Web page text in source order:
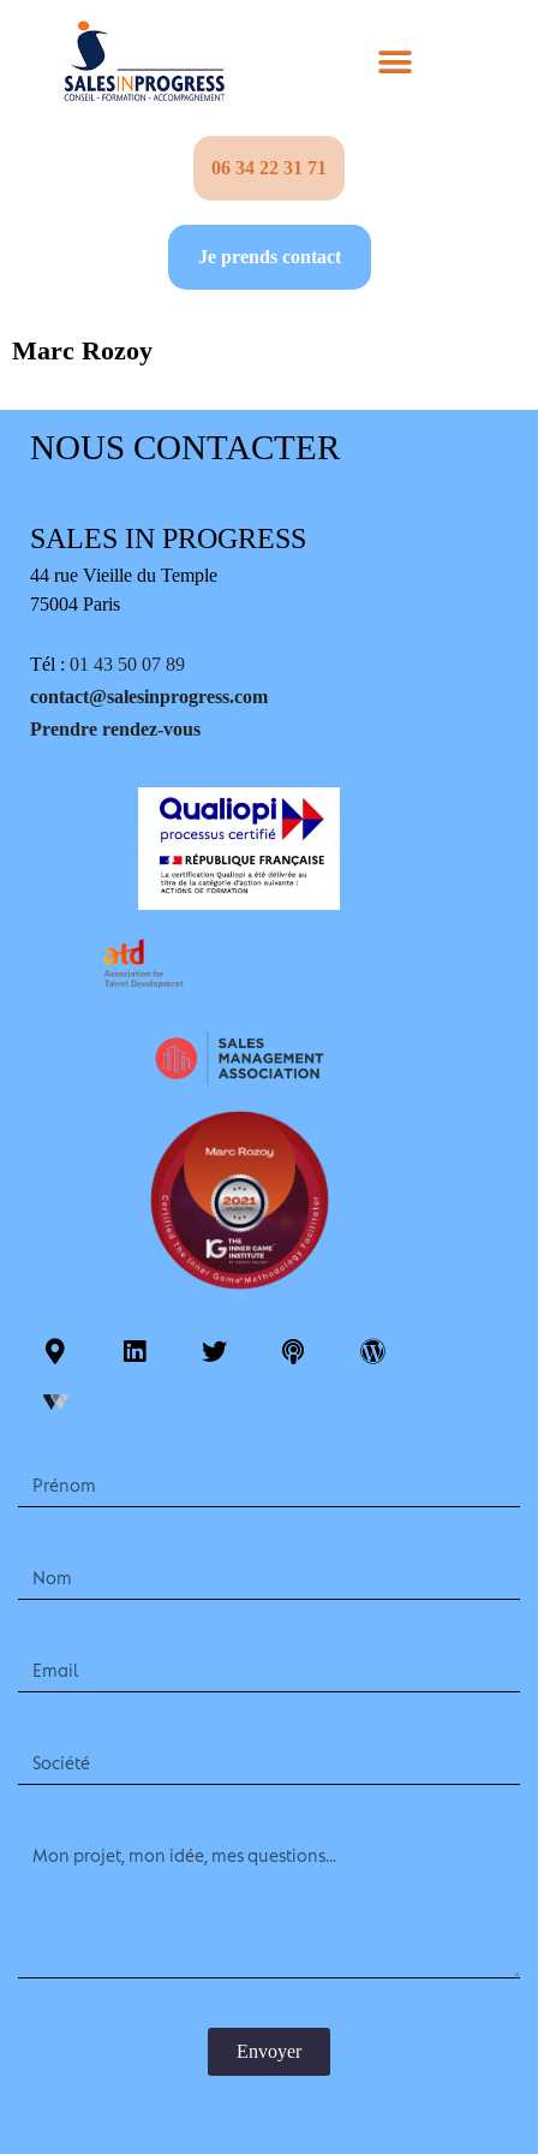
06 34 22 31 71‬
Je prends contact
Marc Rozoy
NOUS CONTACTER
SALES IN PROGRESS
44 rue Vieille du Temple
75004 Paris
Tél : 01 43 50 07 89
contact@salesinprogress.com
Prendre rendez-vous
Envoyer